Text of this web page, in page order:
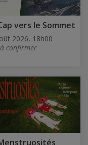
vers le Sommet
2026, 18h00
confirmer